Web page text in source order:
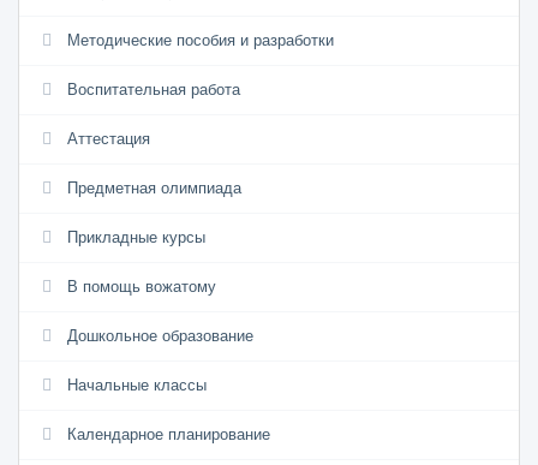
Методические пособия и разработки
Воспитательная работа
Аттестация
Предметная олимпиада
Прикладные курсы
В помощь вожатому
Дошкольное образование
Начальные классы
Календарное планирование